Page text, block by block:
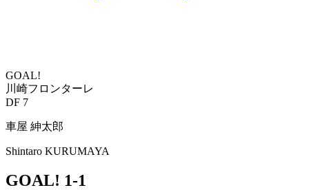
GOAL!
川崎フロンターレ
DF 7
車屋 紳太郎
Shintaro KURUMAYA
GOAL! 1-1